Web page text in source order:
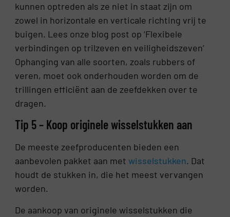
kunnen optreden als ze niet in staat zijn om
zowel in horizontale en verticale richting vrij te
buigen. Lees onze blog post op ‘Flexibele
verbindingen op trilzeven en veiligheidszeven’
Ophanging van alle soorten, zoals rubbers of
veren, moet ook onderhouden worden om de
trillingen efficiënt aan de zeefdekken over te
dragen.
Tip 5 – Koop originele wisselstukken aan
De meeste zeefproducenten bieden een
aanbevolen pakket aan metwisselstukken. Dat
houdt de stukken in, die het meest vervangen
worden.
De aankoop van originele wisselstukken die